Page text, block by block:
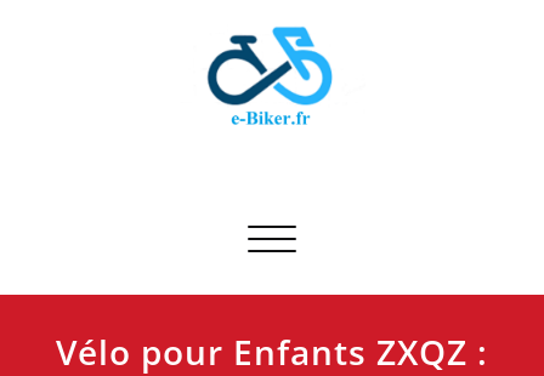
Afficher/masquer la navigation
Vélo pour Enfants ZXQZ :